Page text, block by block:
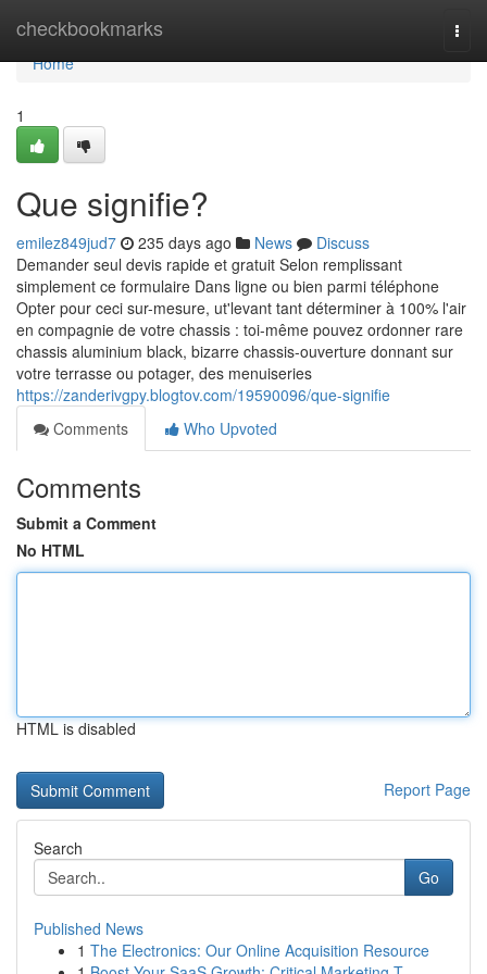
checkbookmarks
Home
Home
1
Que signifie?
emilez849jud7 235 days ago News
Discuss
Demander seul devis rapide et gratuit Selon remplissant
simplement ce formulaire Dans ligne ou bien parmi téléphone
Opter pour ceci sur-mesure, ut'levant tant déterminer à 100% l'air
en compagnie de votre chassis : toi-même pouvez ordonner rare
chassis aluminium black, bizarre chassis-ouverture donnant sur
votre terrasse ou potager, des menuiseries
https://zanderivgpy.blogtov.com/19590096/que-signifie
Comments
Who Upvoted
Comments
Submit a Comment
No HTML
HTML is disabled
Report Page
Search
Go
Published News
1 The Electronics: Our Online Acquisition Resource